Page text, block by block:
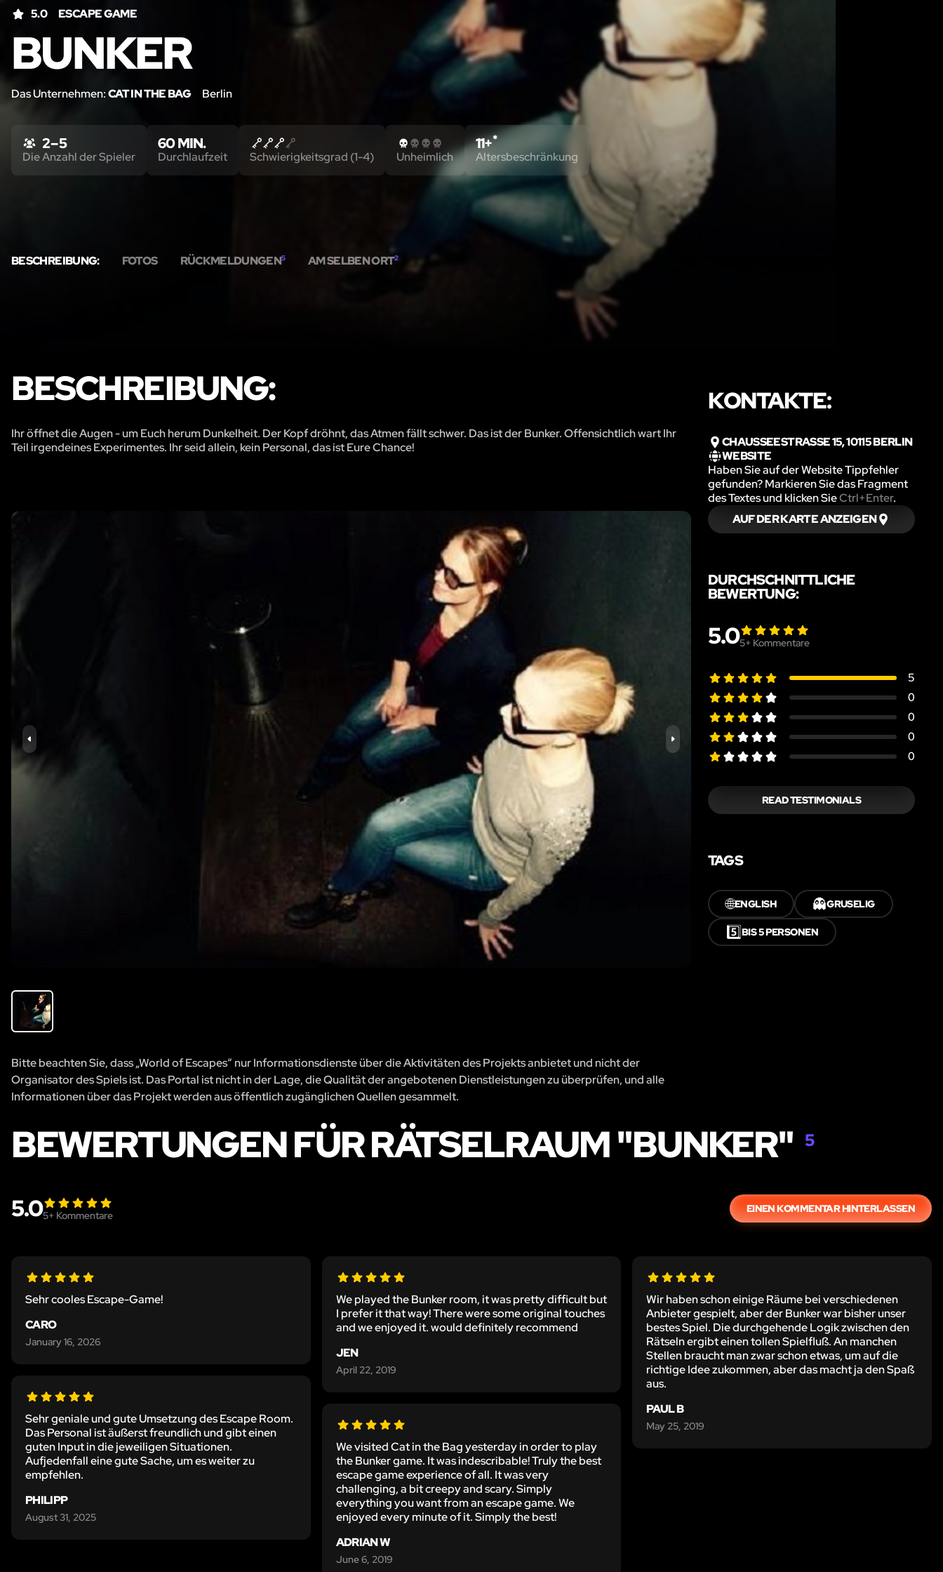
5.0 ESCAPE GAME
BUNKER
Das Unternehmen:CAT IN THE BAG Berlin
BESCHREIBUNG: FOTOS RÜCKMELDUNGEN5 AM SELBEN ORT2
2 – 5
Die Anzahl der Spieler
60 MIN.
Durchlaufzeit Schwierigkeitsgrad (1-4) Unheimlich
11+*
Altersbeschränkung
BESCHREIBUNG:
Ihr öffnet die Augen - um Euch herum Dunkelheit. Der Kopf dröhnt, das Atmen fällt schwer. Das ist der Bunker. Offensichtlich wart Ihr
Teil irgendeines Experimentes. Ihr seid allein, kein Personal, das ist Eure Chance!
Bitte beachten Sie, dass „World of Escapes“ nur Informationsdienste über die Aktivitäten des Projekts anbietet und nicht der
Organisator des Spiels ist. Das Portal ist nicht in der Lage, die Qualität der angebotenen Dienstleistungen zu überprüfen, und alle
Informationen über das Projekt werden aus öffentlich zugänglichen Quellen gesammelt.
KONTAKTE:
CHAUSSEESTRASSE 15, 10115 BERLIN
WEBSITE
Haben Sie auf der Website Tippfehler
gefunden? Markieren Sie das Fragment
des Textes und klicken SieCtrl+Enter.
AUF DER KARTE ANZEIGEN
DURCHSCHNITTLICHE
BEWERTUNG:
5.05+ Kommentare
5
0
0
0
0
READ TESTIMONIALS
TAGS
🌐ENGLISH 👻GRUSELIG
5️⃣BIS 5 PERSONEN
BEWERTUNGEN FÜR RÄTSELRAUM "BUNKER"5
5.05+ Kommentare
EINEN KOMMENTAR HINTERLASSEN
Sehr cooles Escape-Game!
CARO
January 16, 2026
Sehr geniale und gute Umsetzung des Escape Room.
Das Personal ist äußerst freundlich und gibt einen
guten Input in die jeweiligen Situationen.
Aufjedenfall eine gute Sache, um es weiter zu
empfehlen.
PHILIPP
August 31, 2025
We played the Bunker room, it was pretty difficult but
I prefer it that way! There were some original touches
and we enjoyed it. would definitely recommend
JEN
April 22, 2019
We visited Cat in the Bag yesterday in order to play
the Bunker game. It was indescribable! Truly the best
escape game experience of all. It was very
challenging, a bit creepy and scary. Simply
everything you want from an escape game. We
enjoyed every minute of it. Simply the best!
ADRIAN W
June 6, 2019
Wir haben schon einige Räume bei verschiedenen
Anbieter gespielt, aber der Bunker war bisher unser
bestes Spiel. Die durchgehende Logik zwischen den
Rätseln ergibt einen tollen Spielfluß. An manchen
Stellen braucht man zwar schon etwas, um auf die
richtige Idee zukommen, aber das macht ja den Spaß
aus.
PAUL B
May 25, 2019